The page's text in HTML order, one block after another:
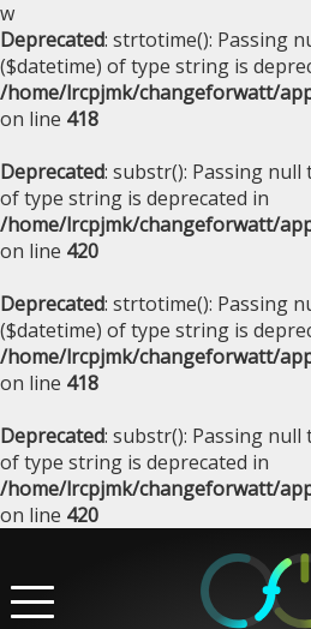
w
Deprecated: strtotime(): Passing
($datetime) of type string is
/home/lrcpjmk/changeforwatt/
on line 418
Deprecated: substr(): Passing
of type string is deprecated in
/home/lrcpjmk/changeforwatt/
on line 420
Deprecated: strtotime(): Passing
($datetime) of type string is
/home/lrcpjmk/changeforwatt/
on line 418
Deprecated: substr(): Passing
of type string is deprecated in
/home/lrcpjmk/changeforwatt/
on line 420